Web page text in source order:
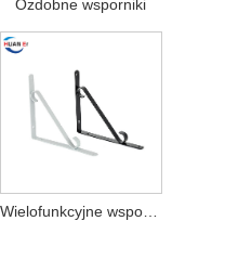
Ozdobne wsporniki
Wielofunkcyjne wsporniki części do tłoczenia ze stali nierdzewnej